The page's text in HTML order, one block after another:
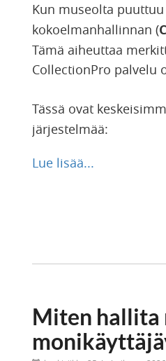
Kun museolta
kokoelmanhallinnan (
Tämä aiheuttaa
CollectionPro palvelu
Tässä ovat
järjestelmää:
Lue lisää...
Miten hallita